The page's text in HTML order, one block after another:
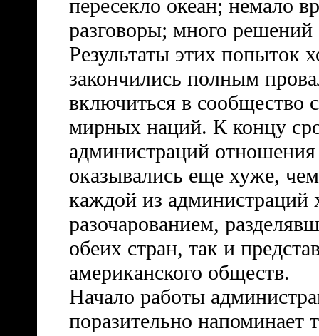
пересекло океан; немало
разговоры; много
Результаты этих попыток
закончились полным
включиться в сообщество
мирных наций. К концу
администраций
оказывались еще хуже,
каждой из администраций
разочарованием,
обеих стран, так и
американского обществ.
Начало работы
поразительно напоминает